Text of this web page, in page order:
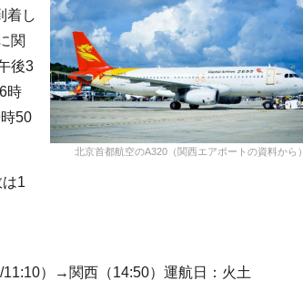
北京首都航空のA320（関西エアポートの資料から）
着し
関
後3
時
50
1
）→関西（14:50）運航日：火土